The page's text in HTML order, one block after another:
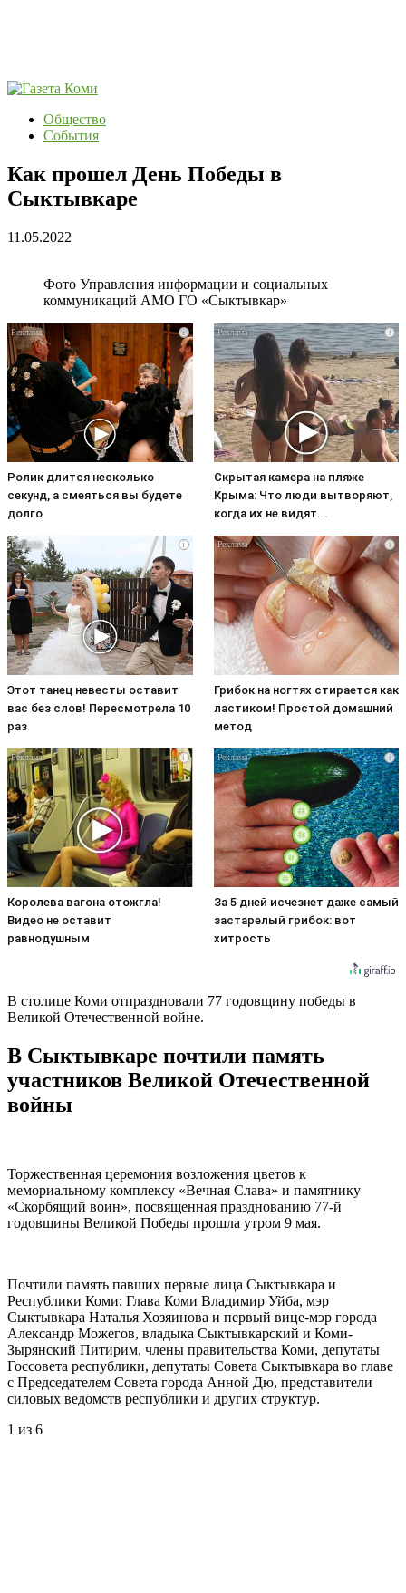
Общество
События
Как прошел День Победы в
Сыктывкаре
11.05.2022
Фото Управления информации и социальных
коммуникаций АМО ГО «Сыктывкар»
i
Ролик длится несколько
секунд, а смеяться вы будете
долго
i
Скрытая камера на пляже
Крыма: Что люди вытворяют,
когда их не видят...
i
Этот танец невесты оставит
вас без слов! Пересмотрела 10
раз
i
Грибок на ногтях стирается как
ластиком! Простой домашний
метод
i
Королева вагона отожгла!
Видео не оставит
равнодушным
i
За 5 дней исчезнет даже самый
застарелый грибок: вот
хитрость
В столице Коми отпраздновали 77 годовщину победы в
Великой Отечественной войне.
В Сыктывкаре почтили память
участников Великой Отечественной
войны
Торжественная церемония возложения цветов к
мемориальному комплексу «Вечная Слава» и памятнику
«Скорбящий воин», посвященная празднованию 77-й
годовщины Великой Победы прошла утром 9 мая.
Почтили память павших первые лица Сыктывкара и
Республики Коми: Глава Коми Владимир Уйба, мэр
Сыктывкара Наталья Хозяинова и первый вице-мэр города
Александр Можегов, владыка Сыктывкарский и Коми-
Зырянский Питирим, члены правительства Коми, депутаты
Госсовета республики, депутаты Совета Сыктывкара во главе
с Председателем Совета города Анной Дю, представители
силовых ведомств республики и других структур.
1 из 6